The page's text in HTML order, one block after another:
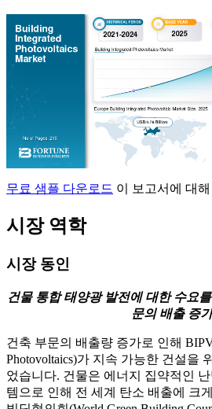
무료 샘플 다운로드 이 보고서에 대
시장 역학
시장 동인
건물 통합 태양광 발전에 대한 수요
문의 배출 증가
건축 부문의 배출량 증가로 인해
Photovoltaics)가 지속 가능한 건설을
었습니다. 건물은 에너지 집약적인
템으로 인해 전 세계 탄소 배출에 크